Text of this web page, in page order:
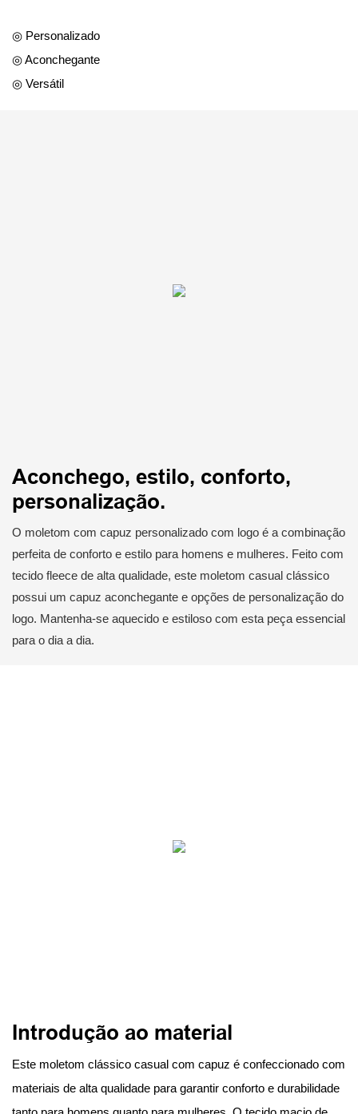
◎ Personalizado
◎ Aconchegante
◎ Versátil
Aconchego, estilo, conforto,
personalização.
O moletom com capuz personalizado com logo é a combinação
perfeita de conforto e estilo para homens e mulheres. Feito com
tecido fleece de alta qualidade, este moletom casual clássico
possui um capuz aconchegante e opções de personalização do
logo. Mantenha-se aquecido e estiloso com esta peça essencial
para o dia a dia.
Introdução ao material
Este moletom clássico casual com capuz é confeccionado com
materiais de alta qualidade para garantir conforto e durabilidade